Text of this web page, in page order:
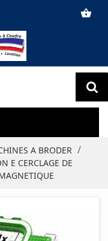
shopping_basket
A BRODER
E CERCLAGE DE